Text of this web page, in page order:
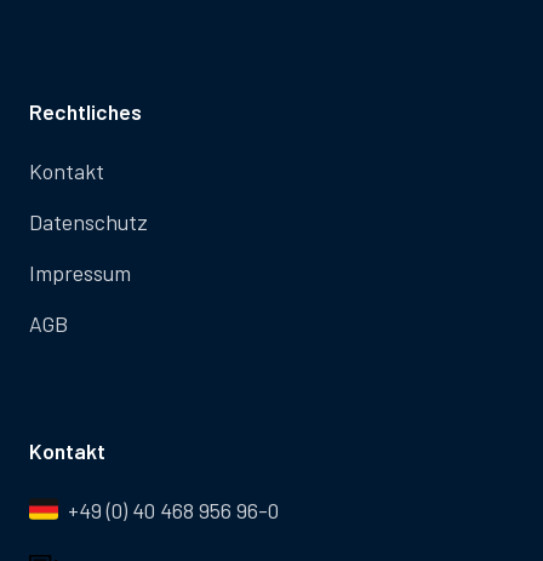
Rechtliches
Kontakt
Datenschutz
Impressum
AGB
Kontakt
+49 (0) 40 468 956 96-0